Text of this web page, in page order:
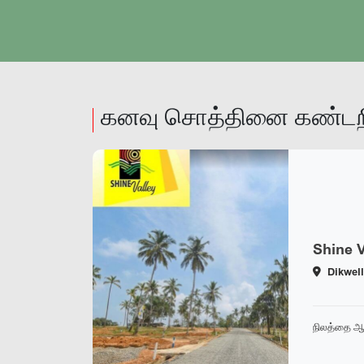
கனவு சொத்தினை
Shine
நிலத்தை